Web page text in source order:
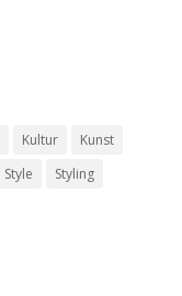
Kultur
Kunst
Style
Styling